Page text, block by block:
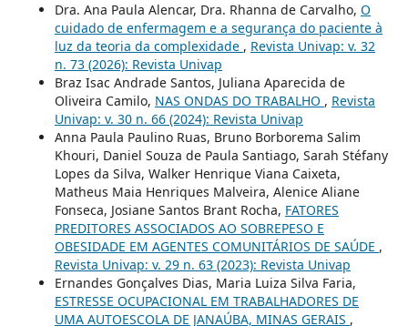
Dra. Ana Paula Alencar, Dra. Rhanna de Carvalho, O
cuidado de enfermagem e a segurança do paciente à
luz da teoria da complexidade , Revista Univap: v. 32
n. 73 (2026): Revista Univap
Braz Isac Andrade Santos, Juliana Aparecida de
Oliveira Camilo, NAS ONDAS DO TRABALHO , Revista
Univap: v. 30 n. 66 (2024): Revista Univap
Anna Paula Paulino Ruas, Bruno Borborema Salim
Khouri, Daniel Souza de Paula Santiago, Sarah Stéfany
Lopes da Silva, Walker Henrique Viana Caixeta,
Matheus Maia Henriques Malveira, Alenice Aliane
Fonseca, Josiane Santos Brant Rocha, FATORES
PREDITORES ASSOCIADOS AO SOBREPESO E
OBESIDADE EM AGENTES COMUNITÁRIOS DE SAÚDE ,
Revista Univap: v. 29 n. 63 (2023): Revista Univap
Ernandes Gonçalves Dias, Maria Luiza Silva Faria,
ESTRESSE OCUPACIONAL EM TRABALHADORES DE
UMA AUTOESCOLA DE JANAÚBA, MINAS GERAIS ,